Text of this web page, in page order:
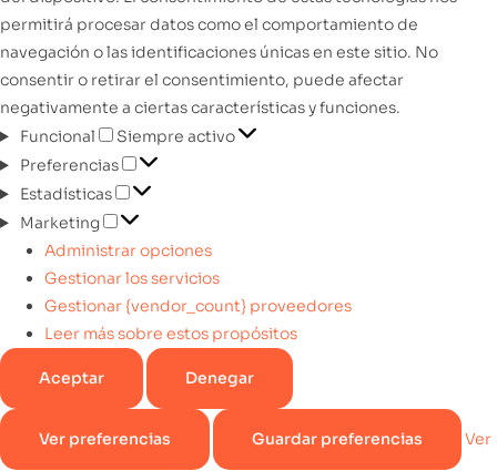
permitirá procesar datos como el comportamiento de
navegación o las identificaciones únicas en este sitio. No
consentir o retirar el consentimiento, puede afectar
negativamente a ciertas características y funciones.
Funcional
Siempre activo
Preferencias
Estadísticas
Marketing
Administrar opciones
Gestionar los servicios
Gestionar {vendor_count} proveedores
Leer más sobre estos propósitos
Aceptar Denegar
Ver preferencias Guardar preferencias Ver